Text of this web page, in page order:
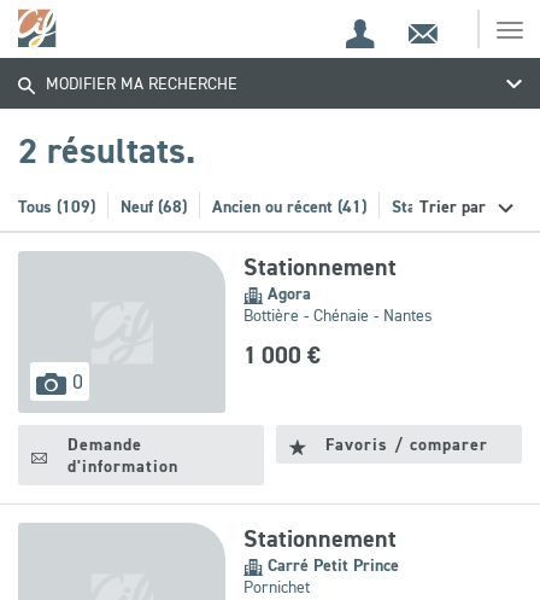
Espace
de
Espace
client
Contact
Trouvez
votre
bien
MODIFIER MA RECHERCHE
2 résultats.
Trier par
Tous (109) Neuf (68) Ancien ou récent (41) Stationnement (2)
0
disponibles
Stationnement
Agora
Bottière - Chénaie - Nantes
1 000 €
Demande
d'information
Favoris / comparer
Stationnement
Carré Petit Prince
Pornichet